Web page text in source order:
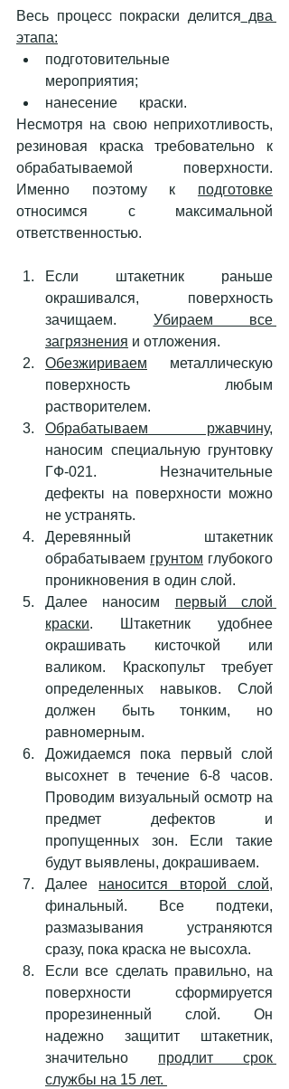
Весь процесс покраски делится два
этапа:
подготовительные
мероприятия;
нанесение      краски.
Несмотря на свою неприхотливость,
резиновая краска требовательно к
обрабатываемой поверхности.
Именно поэтому к подготовке
относимся с максимальной
ответственностью.
Если штакетник раньше
окрашивался, поверхность
зачищаем. Убираем все
загрязнения и отложения.
Обезжириваем металлическую
поверхность любым
растворителем.
Обрабатываем ржавчину,
наносим специальную грунтовку
ГФ-021. Незначительные
дефекты на поверхности можно
не устранять.
Деревянный штакетник
обрабатываем грунтом глубокого
проникновения в один слой.
Далее наносим первый слой
краски. Штакетник удобнее
окрашивать кисточкой или
валиком. Краскопульт требует
определенных навыков. Слой
должен быть тонким, но
равномерным.
Дожидаемся пока первый слой
высохнет в течение 6-8 часов.
Проводим визуальный осмотр на
предмет дефектов и
пропущенных зон. Если такие
будут выявлены, докрашиваем.
Далее наносится второй слой,
финальный. Все подтеки,
размазывания устраняются
сразу, пока краска не высохла.
Если все сделать правильно, на
поверхности сформируется
прорезиненный слой. Он
надежно защитит штакетник,
значительно продлит срок
службы на 15 лет.